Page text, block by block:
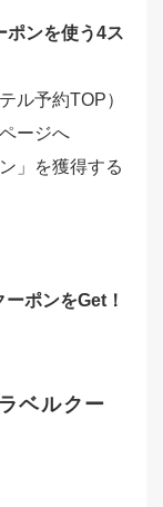
ポンを使う4ス
ル予約TOP）
ージへ
」を獲得する
ポンをGet！
ベルクー